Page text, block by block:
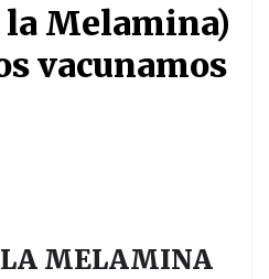
la Melamina)
vacunamos
LA MELAMINA